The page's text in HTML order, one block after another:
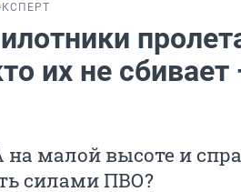
их не
малой высоте и
силами ПВО?